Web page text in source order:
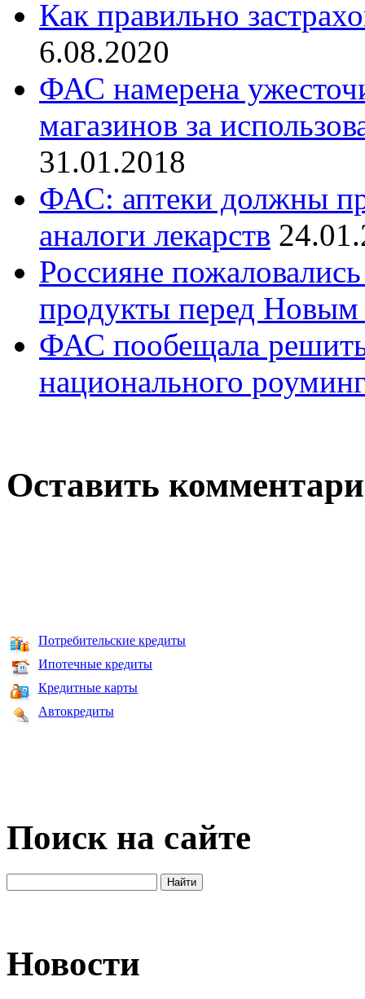
Как правильно
6.08.2020
ФАС намерена
магазинов за
31.01.2018
ФАС: аптеки должны
аналоги лекарств
Россияне
продукты перед Новым
ФАС пообещала
национального
Оставить
Потребительские кредиты
Ипотечные кредиты
Кредитные карты
Автокредиты
Поиск на сайте
Новости